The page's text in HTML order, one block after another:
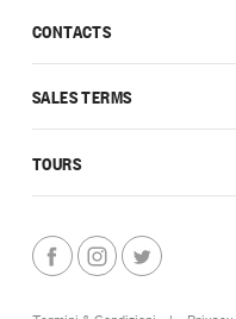
CONTACTS
SALES TERMS
TOURS